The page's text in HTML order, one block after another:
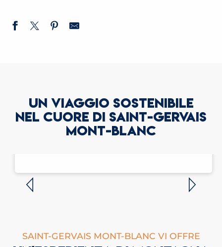
UN VIAGGIO SOSTENIBILE
NEL CUORE DI SAINT-GERVAIS
MONT-BLANC
SAINT-GERVAIS MONT-BLANC VI OFFRE